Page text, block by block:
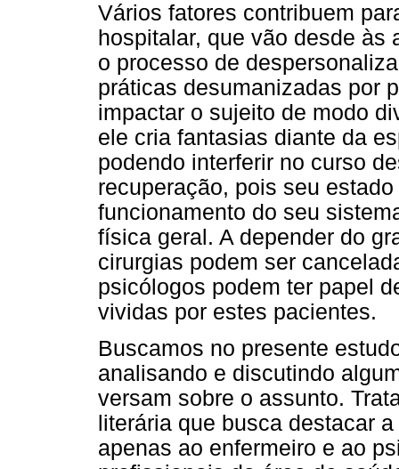
Vários fatores contribuem
hospitalar, que vão desde às
o processo de
práticas desumanizadas por
impactar o sujeito de modo
ele cria fantasias diante da
podendo interferir no curso
recuperação, pois seu
funcionamento do seu
física geral. A depender do
cirurgias podem ser
psicólogos podem ter papel
vividas por estes pacientes.
Buscamos no presente
analisando e discutindo
versam sobre o assunto.
literária que busca destacar
apenas ao enfermeiro e ao